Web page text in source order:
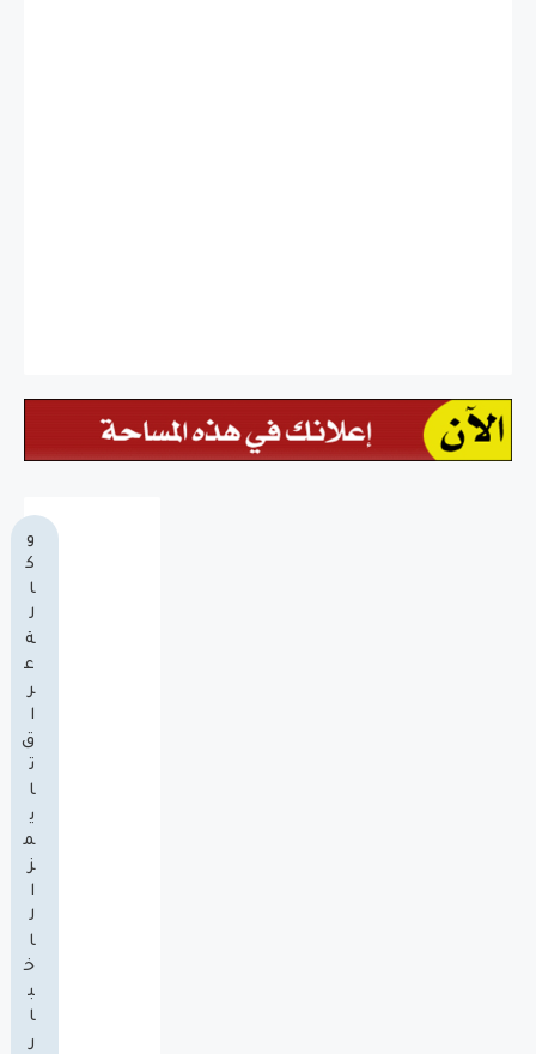
و
ك
ا
ل
ة
ع
ر
ا
ق
ت
ا
ي
م
ز
ا
ل
ا
خ
ب
ا
ر